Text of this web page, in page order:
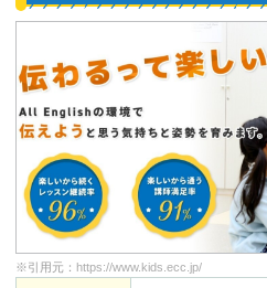
※引用元： https://www.kids.ecc.jp/